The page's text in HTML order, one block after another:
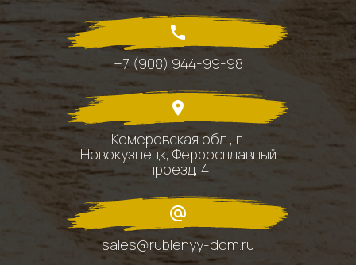
+7 (908) 944-99-98
Кемеровская обл., г.
Новокузнецк, Ферросплавный
проезд, 4
sales@rublenyy-dom.ru